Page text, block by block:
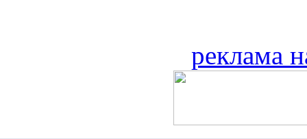
реклама